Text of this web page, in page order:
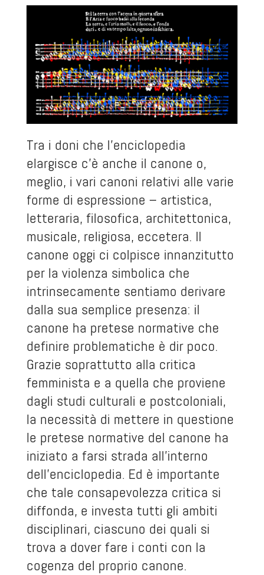
Tra i doni che l’enciclopedia
elargisce c’è anche il canone o,
meglio, i vari canoni relativi alle varie
forme di espressione – artistica,
letteraria, filosofica, architettonica,
musicale, religiosa, eccetera. Il
canone oggi ci colpisce innanzitutto
per la violenza simbolica che
intrinsecamente sentiamo derivare
dalla sua semplice presenza: il
canone ha pretese normative che
definire problematiche è dir poco.
Grazie soprattutto alla critica
femminista e a quella che proviene
dagli studi culturali e postcoloniali,
la necessità di mettere in questione
le pretese normative del canone ha
iniziato a farsi strada all’interno
dell’enciclopedia. Ed è importante
che tale consapevolezza critica si
diffonda, e investa tutti gli ambiti
disciplinari, ciascuno dei quali si
trova a dover fare i conti con la
cogenza del proprio canone.